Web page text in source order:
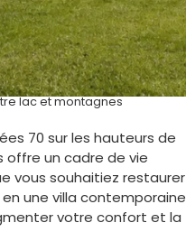
lac et montagnes
70 sur les hauteurs de
offre un cadre de vie
vous souhaitiez restaurer
une villa contemporaine
votre confort et la